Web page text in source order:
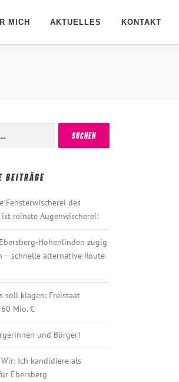
MICH AKTUELLES KONTAKT
BEITRÄGE
Fensterwischerei des
ist reinste Augenwischerei!
Hohenlinden zügig
– schnelle alternative Route
soll klagen: Freistaat
Mio. €
und Bürger!
Ich kandidiere als
Ebersberg